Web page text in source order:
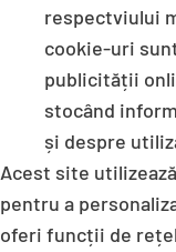
respectviului
cookie-uri
publicității
stocând
și despre
Acest site
pentru a
oferi funcții de